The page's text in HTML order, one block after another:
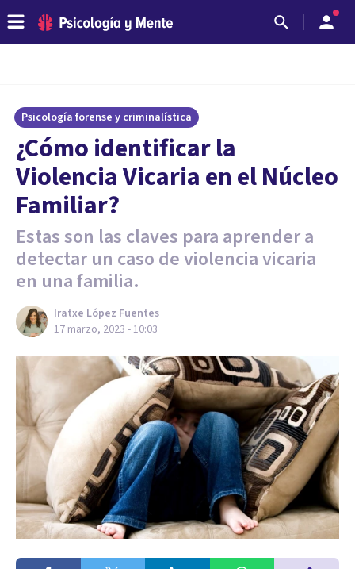
Psicología forense y criminalística
¿Cómo identificar la
Violencia Vicaria en el Núcleo
Familiar?
Estas son las claves para aprender a
detectar un caso de violencia vicaria
en una familia.
Iratxe López Fuentes
17 marzo, 2023 - 10:03